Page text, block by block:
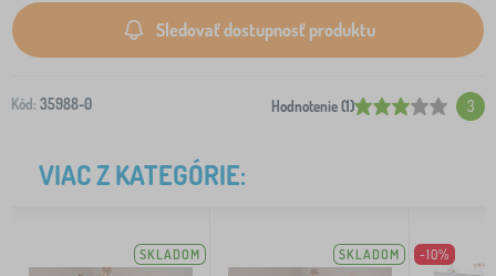
Sledovať dostupnosť produktu
Kód: 35988-0 Hodnotenie (1) 3
VIAC Z KATEGÓRIE:
SKLADOM SKLADOM -10%